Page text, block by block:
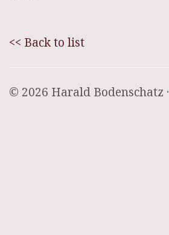
<< Back to list
© 2026 Harald Bodenschatz ·